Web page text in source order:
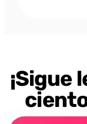
¡Sigue